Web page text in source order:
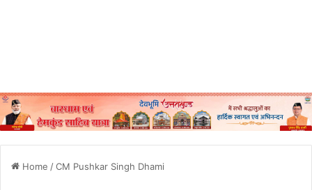
Home /CM Pushkar Singh Dhami